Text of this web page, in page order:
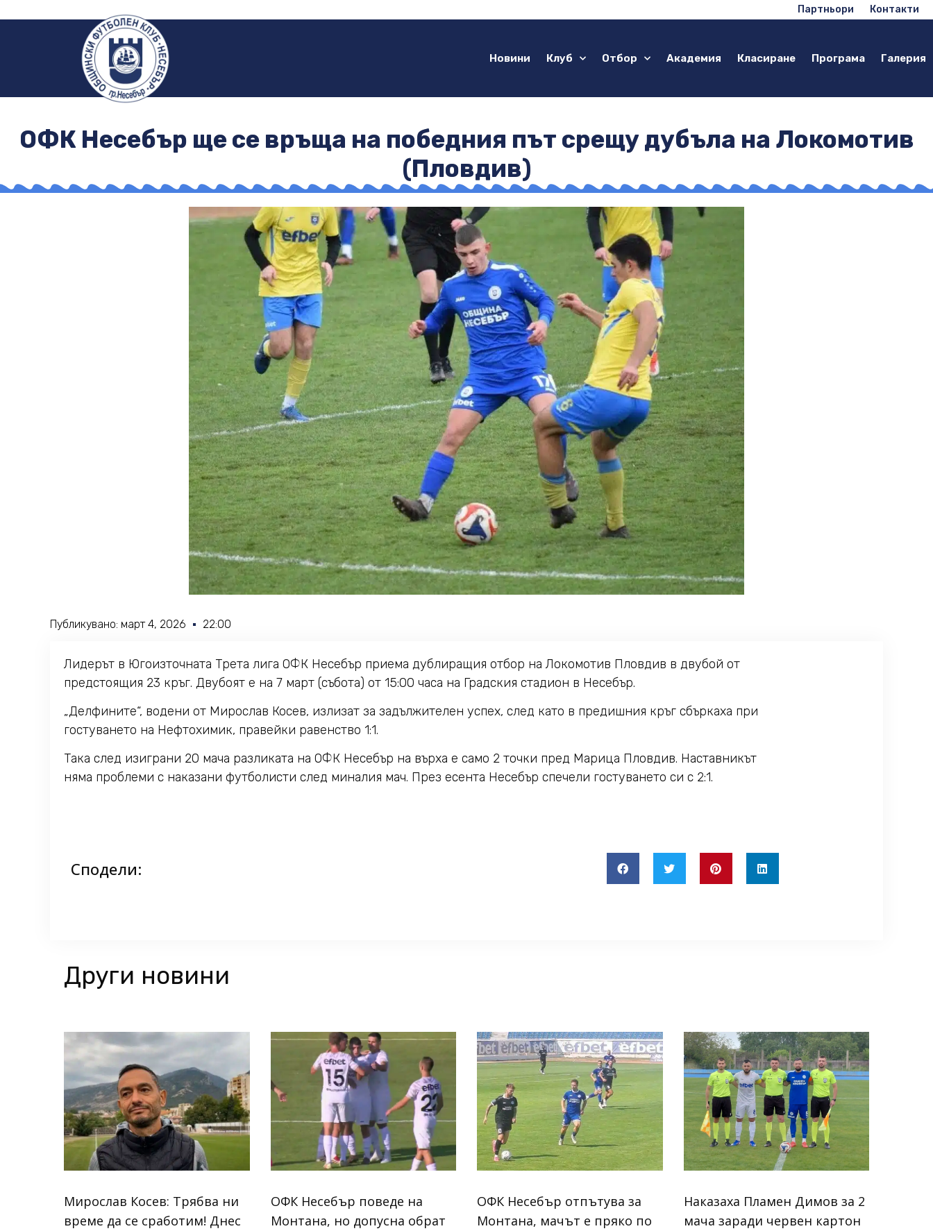
Партньори Контакти
Новини Клуб Отбор Академия Класиране Програма Галерия
ОФК Несебър ще се връща на победния път срещу дубъла на Локомотив
(Пловдив)
Публикувано: март 4, 2026 22:00
Лидерът в Югоизточната Трета лига ОФК Несебър приема дублиращия отбор на Локомотив Пловдив в двубой от
предстоящия 23 кръг. Двубоят е на 7 март (събота) от 15:00 часа на Градския стадион в Несебър.
„Делфините“, водени от Мирослав Косев, излизат за задължителен успех, след като в предишния кръг сбъркаха при
гостуването на Нефтохимик, правейки равенство 1:1.
Така след изиграни 20 мача разликата на ОФК Несебър на върха е само 2 точки пред Марица Пловдив. Наставникът
няма проблеми с наказани футболисти след миналия мач. През есента Несебър спечели гостуването си с 2:1.
Сподели:
Други новини
Мирослав Косев: Трябва ни
време да се сработим! Днес
ОФК Несебър поведе на
Монтана, но допусна обрат
ОФК Несебър отпътува за
Монтана, мачът е пряко по
Наказаха Пламен Димов за 2
мача заради червен картон